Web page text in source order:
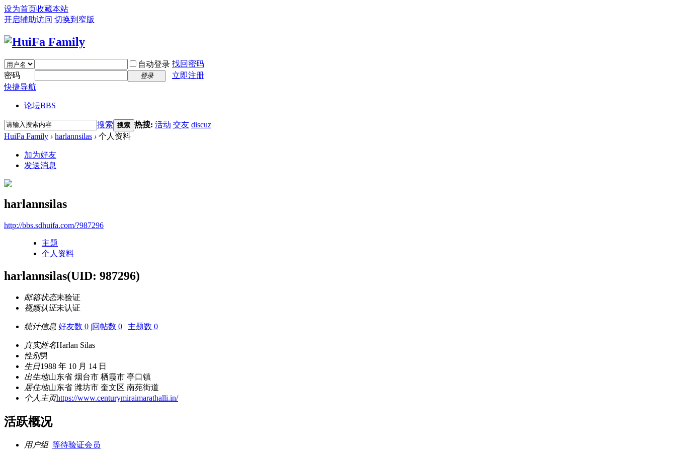
设为首页收藏本站
开启辅助访问 切换到窄版
自动登录 找回密码
密码
登录
立即注册
快捷导航
论坛BBS
搜索 搜索 热搜: 活动 交友 discuz
HuiFa Family › harlannsilas › 个人资料
加为好友
发送消息
harlannsilas
http://bbs.sdhuifa.com/?987296
主题
个人资料
harlannsilas(UID: 987296)
邮箱状态未验证
视频认证未认证
统计信息 好友数 0 |回帖数 0 | 主题数 0
真实姓名Harlan Silas
性别男
生日1988 年 10 月 14 日
出生地山东省 烟台市 栖霞市 亭口镇
居住地山东省 潍坊市 奎文区 南苑街道
个人主页https://www.centurymiraimarathalli.in/
活跃概况
用户组 等待验证会员